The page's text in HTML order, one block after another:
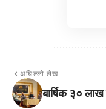
अघिल्लो लेख
बार्षिक ३०